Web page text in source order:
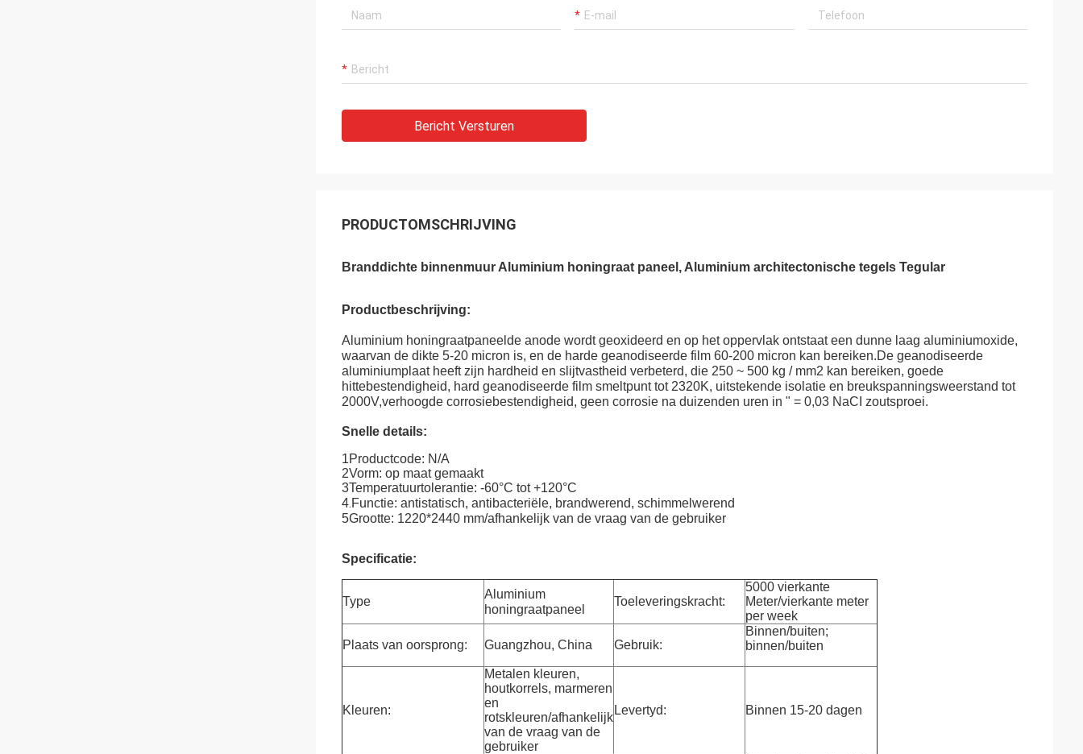
Bericht Versturen
PRODUCTOMSCHRIJVING
Branddichte binnenmuur Aluminium honingraat paneel, Aluminium architectonische tegels Tegular
Productbeschrijving:
Aluminium honingraatpaneel de anode wordt geoxideerd en op het oppervlak ontstaat een dunne laag aluminiumoxide,
waarvan de dikte 5-20 micron is, en de harde geanodiseerde film 60-200 micron kan bereiken.De geanodiseerde
aluminiumplaat heeft zijn hardheid en slijtvastheid verbeterd, die 250 ~ 500 kg / mm2 kan bereiken, goede
hittebestendigheid, hard geanodiseerde film smeltpunt tot 2320K, uitstekende isolatie en breukspanningsweerstand tot
2000V,verhoogde corrosiebestendigheid, geen corrosie na duizenden uren in " = 0,03 NaCI zoutsproei.
Snelle details:
1Productcode: N/A
2Vorm: op maat gemaakt
3Temperatuurtolerantie: -60°C tot +120°C
4 Functie: antistatisch, antibacteriële, brandwerend, schimmelwerend
5Grootte: 1220*2440 mm/afhankelijk van de vraag van de gebruiker
Specificatie:
Type
Aluminium
honingraatpaneel
Toeleveringskracht:
5000 vierkante
Meter/vierkante meter
per week
Plaats van oorsprong: Guangzhou, China Gebruik:
Binnen/buiten;
binnen/buiten
Kleuren:
Metalen kleuren,
houtkorrels, marmeren
en
rotskleuren/afhankelijk
van de vraag van de
gebruiker
Levertyd: Binnen 15-20 dagen